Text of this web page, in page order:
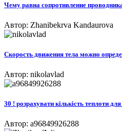
Чему равна сопротивление
Автор: Zhanibekrva Kandaurova
Скорость движения тела можно
Автор: nikolavlad
30 ! розрахувати кількість теплоти
Автор: a96849926288